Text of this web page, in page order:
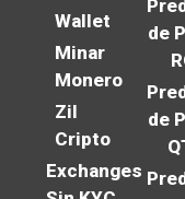
Wallet
Minar
Monero
Zil
Cripto
Exchanges
de
de